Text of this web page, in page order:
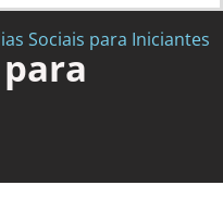
Sociais para Iniciantes